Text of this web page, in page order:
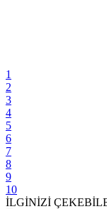
1
2
3
4
5
6
7
8
9
10
İLGİNİZİ